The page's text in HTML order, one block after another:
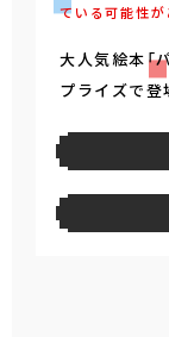
ている可能性が
大人気絵本「
プライズで登